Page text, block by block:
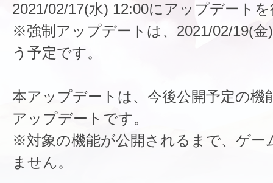
2021/02/17(水) 12:00にアップデート
※強制アップデートは、2021/02/19(金
う予定です。
本アップデートは、今後公開予定の機
アップデートです。
※対象の機能が公開されるまで、ゲー
ません。